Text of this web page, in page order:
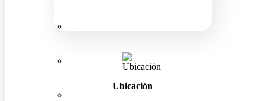
Ubicación